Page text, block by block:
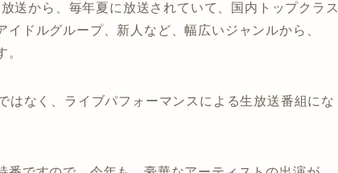
送から、毎年夏に放送されていて、国内トップクラス
ドルグループ、新人など、幅広いジャンルから、
。
はなく、ライブパフォーマンスによる生放送番組にな